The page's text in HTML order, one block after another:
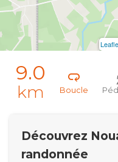
9.0
km Boucle
Découvrez
randonnée